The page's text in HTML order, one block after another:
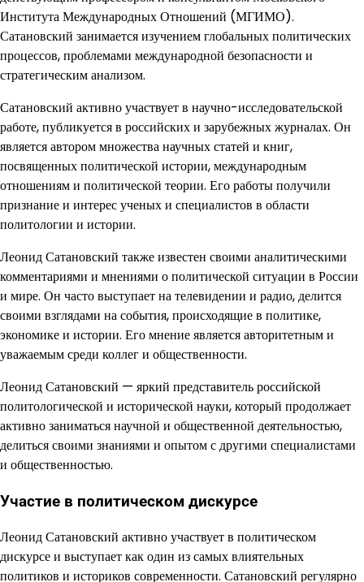
Института Международных Отношений (МГИМО).
Сатановский занимается изучением глобальных политических
процессов, проблемами международной безопасности и
стратегическим анализом.
Сатановский активно участвует в научно-исследовательской
работе, публикуется в российских и зарубежных журналах. Он
является автором множества научных статей и книг,
посвященных политической истории, международным
отношениям и политической теории. Его работы получили
признание и интерес ученых и специалистов в области
политологии и истории.
Леонид Сатановский также известен своими аналитическими
комментариями и мнениями о политической ситуации в России
и мире. Он часто выступает на телевидении и радио, делится
своими взглядами на события, происходящие в политике,
экономике и истории. Его мнение является авторитетным и
уважаемым среди коллег и общественности.
Леонид Сатановский — яркий представитель российской
политологической и исторической науки, который продолжает
активно заниматься научной и общественной деятельностью,
делиться своими знаниями и опытом с другими специалистами
и общественностью.
Участие в политическом дискурсе
Леонид Сатановский активно участвует в политическом
дискурсе и выступает как один из самых влиятельных
политиков и историков современности. Сатановский регулярно